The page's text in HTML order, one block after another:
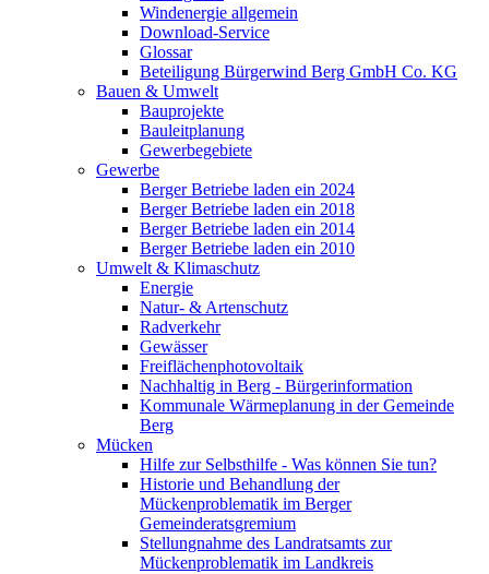
Windenergie allgemein
Download-Service
Glossar
Beteiligung Bürgerwind Berg GmbH Co. KG
Bauen & Umwelt
Bauprojekte
Bauleitplanung
Gewerbegebiete
Gewerbe
Berger Betriebe laden ein 2024
Berger Betriebe laden ein 2018
Berger Betriebe laden ein 2014
Berger Betriebe laden ein 2010
Umwelt & Klimaschutz
Energie
Natur- & Artenschutz
Radverkehr
Gewässer
Freiflächenphotovoltaik
Nachhaltig in Berg - Bürgerinformation
Kommunale Wärmeplanung in der Gemeinde
Berg
Mücken
Hilfe zur Selbsthilfe - Was können Sie tun?
Historie und Behandlung der
Mückenproblematik im Berger
Gemeinderatsgremium
Stellungnahme des Landratsamts zur
Mückenproblematik im Landkreis